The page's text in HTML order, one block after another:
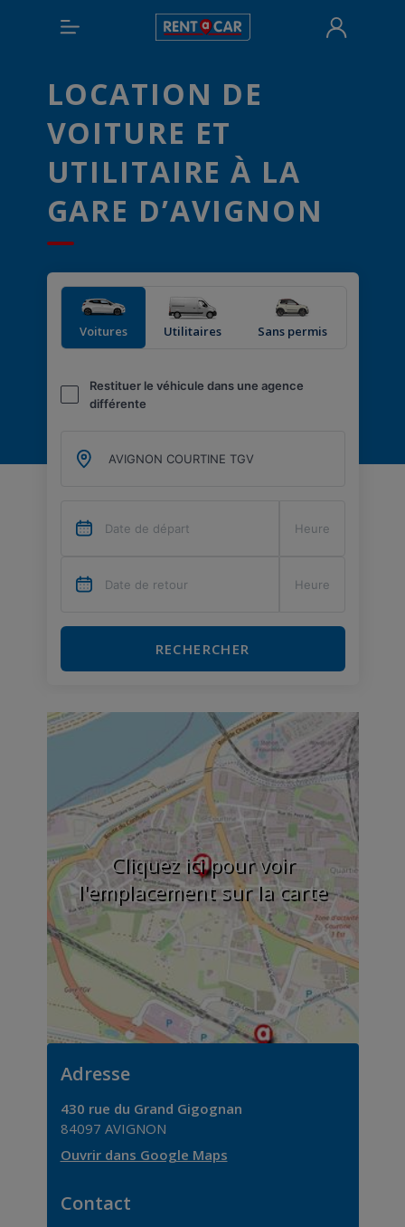
LOCATION DE
VOITURE ET
UTILITAIRE À LA
GARE D’AVIGNON
Voitures Utilitaires Sans permis
Restituer le véhicule dans une agence
différente
RECHERCHER
Cliquez ici pour voir
l'emplacement sur la carte
Adresse
430 rue du Grand Gigognan
84097 AVIGNON
Ouvrir dans Google Maps
Contact